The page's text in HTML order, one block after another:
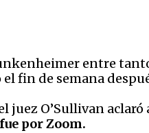
entre
fin de semana
juez O’Sullivan aclaró
por Zoom.